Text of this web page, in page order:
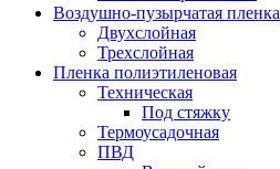
Воздушно-пузырчатая пленка
Двухслойная
Трехслойная
Пленка полиэтиленовая
Техническая
Под стяжку
Термоусадочная
ПВД